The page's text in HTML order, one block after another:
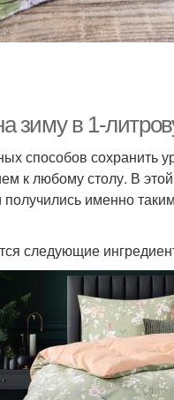
зиму в 1-
способов сохранить
к любому столу. В
именно
следующие